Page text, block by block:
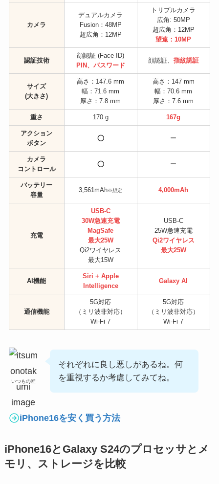
カメラ
デュアルカメラ
Fusion：48MP
超広角：12MP
トリプルカメラ
広角: 50MP
超広角：12MP
望遠：10MP
認証技術
顔認証 (Face ID)
PIN、パスワード
顔認証、 指紋認証
サイズ
(大きさ)
高さ：147.6 mm
幅：71.6 mm
厚さ：7.8 mm
高さ：147 mm
幅：70.6 mm
厚さ：7.6 mm
重さ 170 g 167g
アクション
ボタン
⭕ ー
カメラ
コントロール
⭕ ー
バッテリー
容量
3,561mAh※想定 4,000mAh
充電
USB-C
30W急速充電
MagSafe
最大25W
Qi2ワイヤレス
最大15W
USB-C
25W急速充電
Qi2ワイヤレス
最大25W
AI機能
Siri + Apple
Intelligence
Galaxy AI
通信機能
5G対応
（ミリ波非対応）
Wi-Fi 7
5G対応
（ミリ波非対応）
Wi-Fi 7
いつもの匠
それぞれに良し悪しがあるね。何
を重視するか考慮してみてね。
iPhone16を安く買う方法
iPhone16とGalaxy S24のプロセッサとメ
モリ、ストレージを比較